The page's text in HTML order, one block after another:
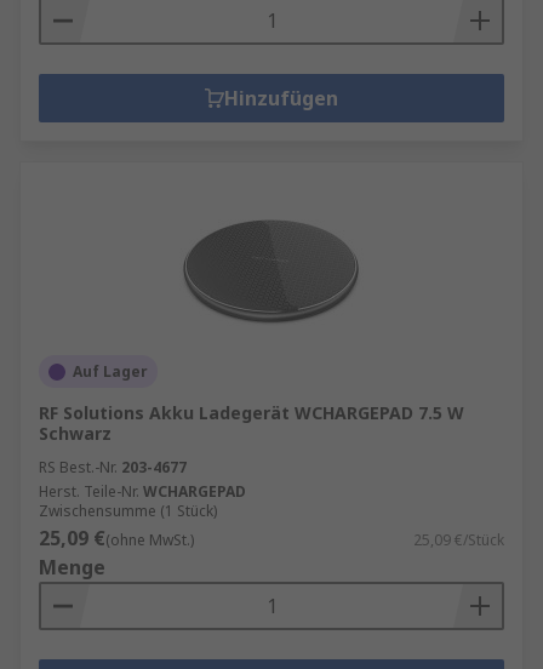
Hinzufügen
Auf Lager
RF Solutions Akku Ladegerät WCHARGEPAD 7.5 W
Schwarz
RS Best.-Nr. 203-4677
Herst. Teile-Nr. WCHARGEPAD
Zwischensumme (1 Stück)
25,09 €(ohne MwSt.) 25,09 €/Stück
Menge